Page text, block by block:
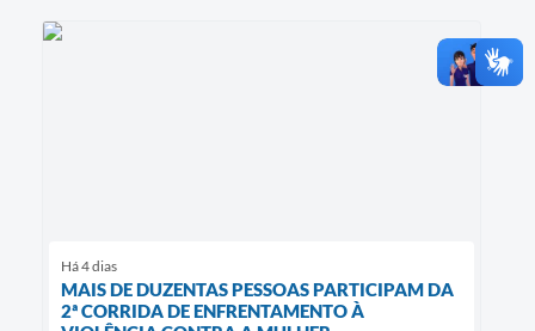
Há 4 dias
MAIS DE DUZENTAS PESSOAS PARTICIPAM DA
2ª CORRIDA DE ENFRENTAMENTO À